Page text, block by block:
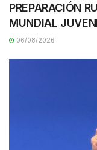
PREPARACIÓN
MUNDIAL
06/08/2026